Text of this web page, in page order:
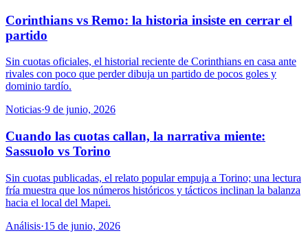
Corinthians vs Remo: la historia insiste en cerrar el
partido
Sin cuotas oficiales, el historial reciente de Corinthians en casa ante
rivales con poco que perder dibuja un partido de pocos goles y
dominio tardío.
Noticias·9 de junio, 2026
Cuando las cuotas callan, la narrativa miente:
Sassuolo vs Torino
Sin cuotas publicadas, el relato popular empuja a Torino; una lectura
fría muestra que los números históricos y tácticos inclinan la balanza
hacia el local del Mapei.
Análisis·15 de junio, 2026